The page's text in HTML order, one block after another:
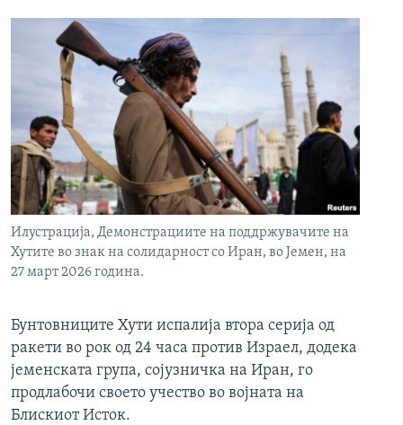
Илустрација, Демонстрациите на поддржувачите на
Хутите во знак на солидарност со Иран, во Јемен, на
27 март 2026 година.
Бунтовниците Хути испалија втора серија од
ракети во рок од 24 часа против Израел, додека
јеменската група, сојузничка на Иран, го
продлабочи своето учество во војната на
Блискиот Исток.